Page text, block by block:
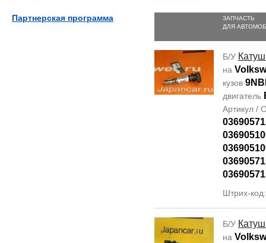
ЗАПЧАСТЬ
ДЛЯ
Б/У
на
кузов
двигатель
Артикул /
Штрих-
Б/У
на
Партнерская программа